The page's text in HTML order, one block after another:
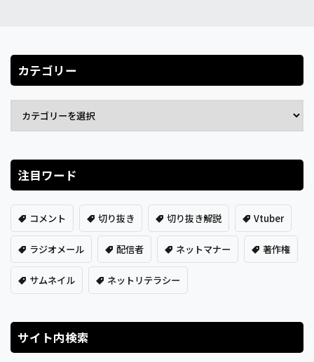
カテゴリー
注目ワード
コメント 切り抜き 切り抜き解説 Vtuber
ラジオメール 配信者 ネットマナー 著作権
サムネイル ネットリテラシー
サイト内検索